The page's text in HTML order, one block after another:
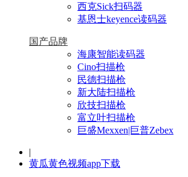
西克Sick扫码器
基恩士keyence读码器
国产品牌
海康智能读码器
Cino扫描枪
民德扫描枪
新大陆扫描枪
欣技扫描枪
富立叶扫描枪
巨盛Mexxen|巨普Zebex
|
黄瓜黄色视频app下载